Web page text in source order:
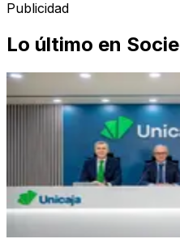
Publicidad
Lo último en